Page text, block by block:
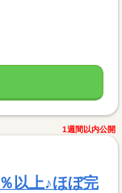
1週間以内公開
以上♪ほぼ完